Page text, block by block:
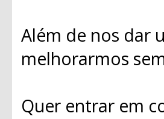
Além de nos dar
melhorarmos
Quer entrar em